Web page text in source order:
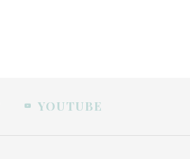
YOUTUBE